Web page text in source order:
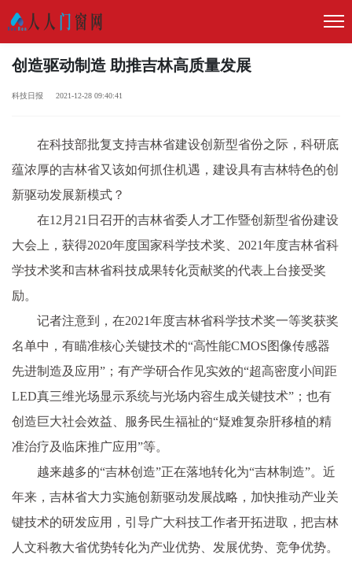
创造驱动制造 助推吉林高质量发展
科技日报 2021-12-28 09:40:41
在科技部批复支持吉林省建设创新型省份之际，科研底
蕴浓厚的吉林省又该如何抓住机遇，建设具有吉林特色的创
新驱动发展新模式？
在12月21日召开的吉林省委人才工作暨创新型省份建设
大会上，获得2020年度国家科学技术奖、2021年度吉林省科
学技术奖和吉林省科技成果转化贡献奖的代表上台接受奖
励。
记者注意到，在2021年度吉林省科学技术奖一等奖获奖
名单中，有瞄准核心关键技术的“高性能CMOS图像传感器
先进制造及应用”；有产学研合作见实效的“超高密度小间距
LED真三维光场显示系统与光场内容生成关键技术”；也有
创造巨大社会效益、服务民生福祉的“疑难复杂肝移植的精
准治疗及临床推广应用”等。
越来越多的“吉林创造”正在落地转化为“吉林制造”。近
年来，吉林省大力实施创新驱动发展战略，加快推动产业关
键技术的研发应用，引导广大科技工作者开拓进取，把吉林
人文科教大省优势转化为产业优势、发展优势、竞争优势。